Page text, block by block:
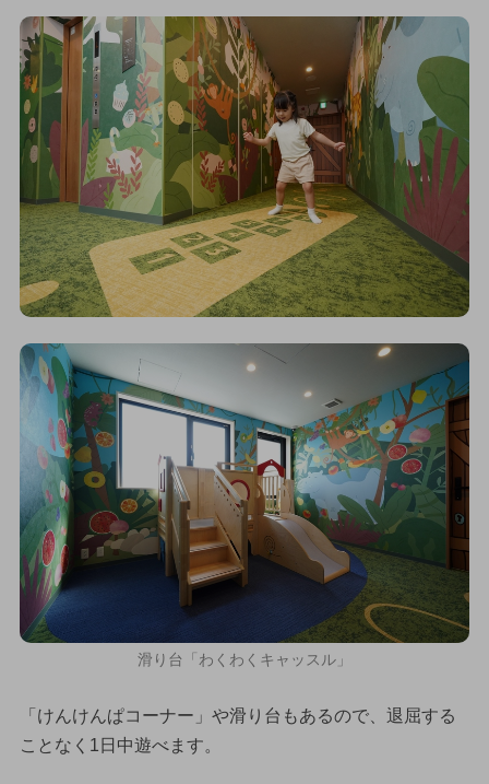
滑り台「わくわくキャッスル」
「けんけんぱコーナー」や滑り台もあるので、退屈する
ことなく1日中遊べます。